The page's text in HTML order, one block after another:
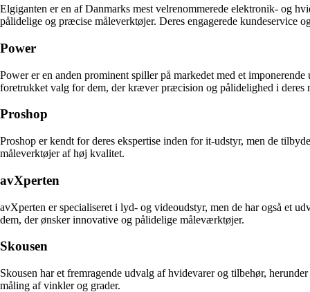
Elgiganten er en af Danmarks mest velrenommerede elektronik- og
pålidelige og præcise måleverktøjer. Deres engagerede kundeservice
Power
Power er en anden prominent spiller på markedet med et
foretrukket valg for dem, der kræver præcision og pålidelighed i deres
Proshop
Proshop er kendt for deres ekspertise inden for it-udstyr, men de
måleverktøjer af høj kvalitet.
avXperten
avXperten er specialiseret i lyd- og videoudstyr, men de har også et
dem, der ønsker innovative og pålidelige måleværktøjer.
Skousen
Skousen har et fremragende udvalg af hvidevarer og tilbehør,
måling af vinkler og grader.